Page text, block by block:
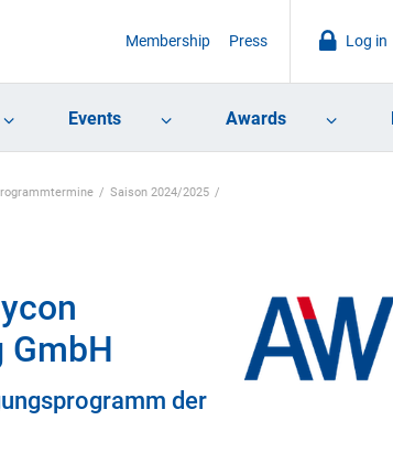
Log in
Membership Press
Events Awards
Saison 2024/2025
GmbH
der